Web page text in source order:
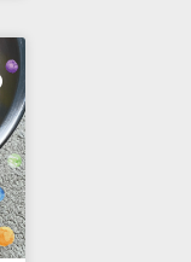
Favorit